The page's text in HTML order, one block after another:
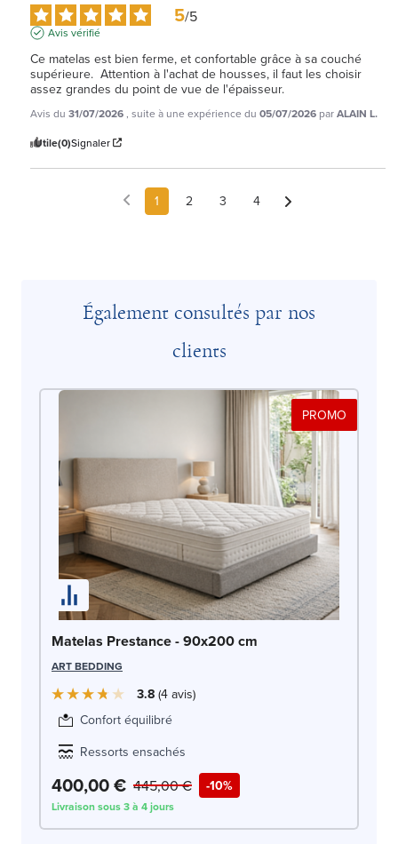
5/5
Avis vérifié
Ce matelas est bien ferme, et confortable grâce à sa couché
supérieure.  Attention à l'achat de housses, il faut les choisir
assez grandes du point de vue de l'épaisseur.
Avis du 31/07/2026, suite à une expérience du 05/07/2026 parALAIN L.
Utile(0)Signaler
1 2 3 4
Également consultés par nos
clients
PROMO
Matelas Prestance - 90x200 cm
ART BEDDING
3.8 4 avis
Confort équilibré
Ressorts ensachés
400,00 € -10%
445,00 €
Livraison sous 3 à 4 jours